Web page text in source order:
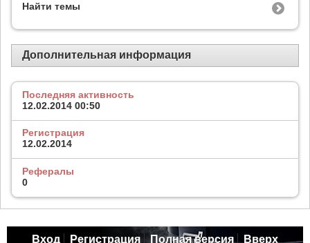
Найти темы
Дополнительная информация
Последняя активность
12.02.2014 00:50
Регистрация
12.02.2014
Рефералы
0
Вход Регистрация Полная версия Вверх